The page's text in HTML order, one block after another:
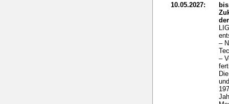
10.05.2027:
bis
–
–